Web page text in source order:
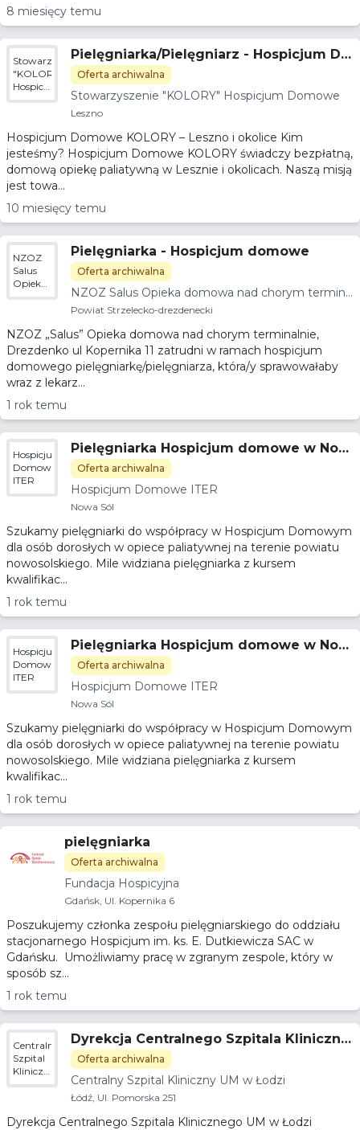
8 miesięcy temu
Stowarzyszenie
"KOLORY"
Hospicjum
Domowe
Pielęgniarka/Pielęgniarz - Hospicjum Do
mowe "KOLORY"
Oferta archiwalna
Stowarzyszenie "KOLORY" Hospicjum Domowe
Leszno
Hospicjum Domowe KOLORY – Leszno i okolice Kim
jesteśmy? Hospicjum Domowe KOLORY świadczy bezpłatną,
domową opiekę paliatywną w Lesznie i okolicach. Naszą misją
jest towa...
10 miesięcy temu
NZOZ
Salus
Opieka
domowa
terminalnie
Pielęgniarka - Hospicjum domowe
Oferta archiwalna
NZOZ Salus Opieka domowa nad chorym termina
lnie
Powiat Strzelecko-drezdenecki
NZOZ „Salus” Opieka domowa nad chorym terminalnie,
Drezdenko ul Kopernika 11 zatrudni w ramach hospicjum
domowego pielęgniarkę/pielęgniarza, która/y sprawowałaby
wraz z lekarz...
1 rok temu
Hospicjum
Domowe
ITER
Pielęgniarka Hospicjum domowe w Now
ej Soli - opieka paliatywna
Oferta archiwalna
Hospicjum Domowe ITER
Nowa Sól
Szukamy pielęgniarki do współpracy w Hospicjum Domowym
dla osób dorosłych w opiece paliatywnej na terenie powiatu
nowosolskiego. Mile widziana pielęgniarka z kursem
kwalifikac...
1 rok temu
Hospicjum
Domowe
ITER
Pielęgniarka Hospicjum domowe w Now
ej Soli - opieka paliatywna
Oferta archiwalna
Hospicjum Domowe ITER
Nowa Sól
Szukamy pielęgniarki do współpracy w Hospicjum Domowym
dla osób dorosłych w opiece paliatywnej na terenie powiatu
nowosolskiego. Mile widziana pielęgniarka z kursem
kwalifikac...
1 rok temu
pielęgniarka
Oferta archiwalna
Fundacja Hospicyjna
Gdańsk, Ul. Kopernika 6
Poszukujemy członka zespołu pielęgniarskiego do oddziału
stacjonarnego Hospicjum im. ks. E. Dutkiewicza SAC w
Gdańsku. Umożliwiamy pracę w zgranym zespole, który w
sposób sz...
1 rok temu
Centralny
Szpital
Kliniczny
UM w
Dyrekcja Centralnego Szpitala Kliniczne
go UM w Łozi zatrudni pielegniarki/piele
gniarzy
Oferta archiwalna
Centralny Szpital Kliniczny UM w Łodzi
Łódź, Ul. Pomorska 251
Dyrekcja Centralnego Szpitala Klinicznego UM w Łodzi